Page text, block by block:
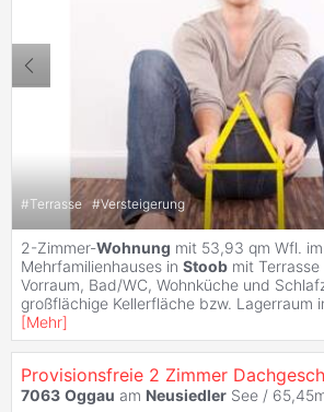
#Terrasse #Versteigerung
2-Zimmer-Wohnung mit 53,93 qm Wfl.
Mehrfamilienhauses in Stoob mit
Vorraum, Bad/WC, Wohnküche und
großflächige Kellerfläche bzw. Lagerraum
[Mehr]
7063 Oggau am Neusiedler See /